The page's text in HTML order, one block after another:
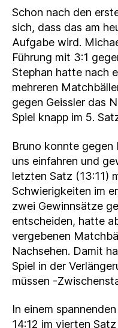
Schon nach den
sich, dass das am
Aufgabe wird.
Führung mit 3:1
Stephan hatte nach
mehreren
gegen Geissler das
Spiel knapp im 5.
Bruno konnte
uns einfahren und
letzten Satz (13:11)
Schwierigkeiten im
zwei Gewinnsätze
entscheiden, hatte
vergebenen
Nachsehen. Damit
Spiel in der
müssen -
In einem
14:12 im vierten